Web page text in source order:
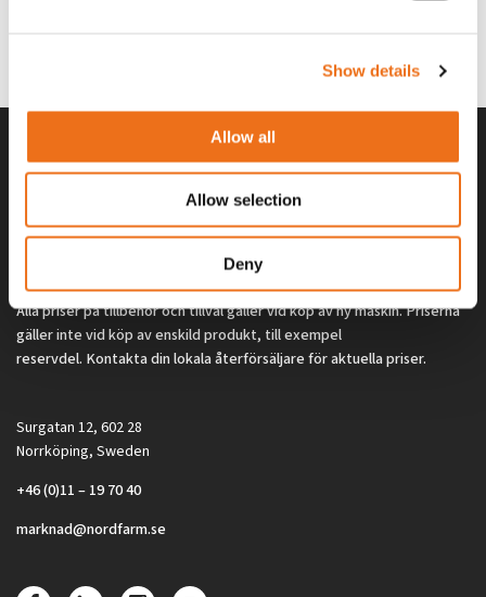
Show details
Allow all
Allow selection
Deny
(ex. moms)
Alla priser på tillbehör och tillval gäller vid köp av ny maskin. Priserna
gäller inte vid köp av enskild produkt, till exempel
reservdel. Kontakta din lokala återförsäljare för aktuella priser.
Surgatan 12, 602 28
Norrköping, Sweden
+46 (0)11 – 19 70 40
marknad@nordfarm.se